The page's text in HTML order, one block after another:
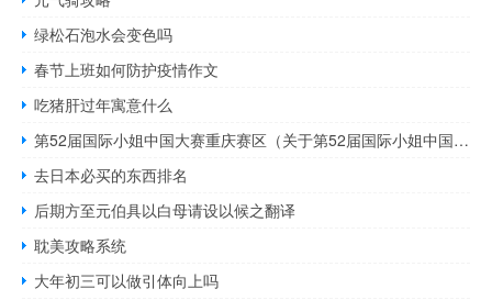
绿松石泡水会变色吗
春节上班如何防护疫情作文
吃猪肝过年寓意什么
第52届国际小姐中国大赛重庆赛区（关于第52届国际小姐中国大赛重庆赛区的介绍）
去日本必买的东西排名
后期方至元伯具以白母请设以候之翻译
耽美攻略系统
大年初三可以做引体向上吗